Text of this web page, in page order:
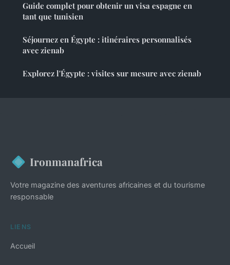
Guide complet pour obtenir un visa espagne en
tant que tunisien
Séjournez en Égypte : itinéraires personnalisés
avec zienab
Explorez l'Égypte : visites sur mesure avec zienab
Ironmanafrica
Votre magazine des aventures africaines et du tourisme
responsable
LIENS
Accueil